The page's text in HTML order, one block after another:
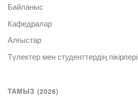
Байланыс
Кафедралар
Алғыстар
Түлектер мен студенттердің пікірлері
ТАМЫЗ (2026)